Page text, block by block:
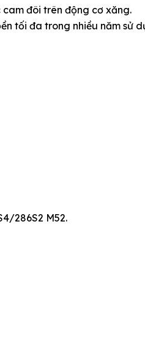
đôi trên động cơ xăng.
tối đa trong nhiều năm sử
286S2 M52.